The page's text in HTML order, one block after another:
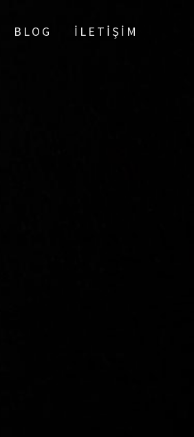
BLOG İLETIŞIM